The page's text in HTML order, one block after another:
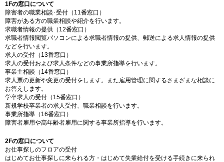
1Fの窓口について
障害者の職業相談･受付（11番窓口）
障害がある方の職業相談や紹介を行います。
求職者情報の提供（12番窓口）
求職者情報閲覧パソコンによる求職者情報の提供、郵送による求人情報の提供
などを行います。
求人の受付（13番窓口）
求人の受付および求人条件などの事業所指導を行います。
事業主相談（14番窓口）
求人票の更新や変更の受付をします。また雇用管理に関するさまざまな相談に
お答えします。
学卒求人の受付（15番窓口）
新規学校卒業者の求人受付、職業相談を行います。
事業所指導（16番窓口）
障害者雇用や高年齢者雇用に関する事業所指導を行います。
2Fの窓口について
お仕事探しのフロアの受付
はじめてお仕事探しに来られる方・はじめて失業給付を受ける手続きに来られ